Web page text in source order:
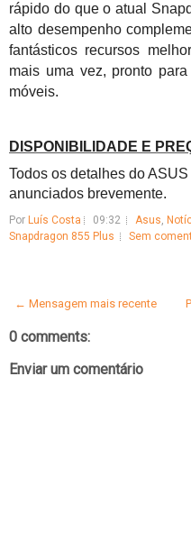
rápido do que o atual
alto desempenho
fantásticos recursos
mais uma vez, pronto
móveis.
DISPONIBILIDADE E
Todos os detalhes do
anunciados brevemente.
Por Luís Costa 09:32 Asus,
Snapdragon 855 Plus
Sem
← Mensagem mais recente
0 comments:
Enviar um comentário